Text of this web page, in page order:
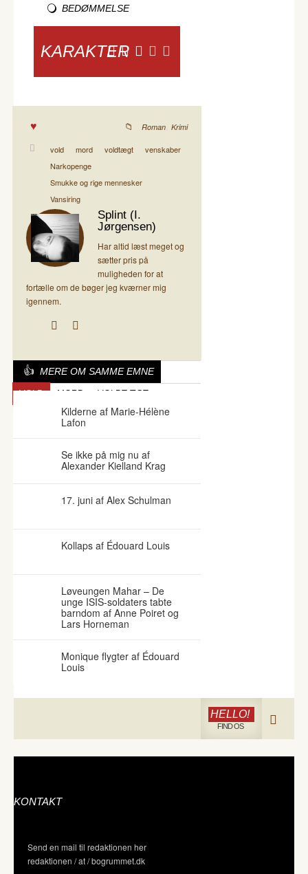
BEDØMMELSE
KARAKTER
Roman, Krimi
vold mord voldtægt
venskaber
Narkopenge
Smukke og rige mennesker
Vansiring
Splint (I.
Jørgensen)
Har altid læst meget og
sætter pris på
muligheden for at
fortælle om de bøger jeg kværner mig
igennem.
MERE OM SAMME EMNE
VOLD MORD VOLDTÆGT
Kilderne af Marie-Hélène
Lafon
Se ikke på mig nu af
Alexander Kielland Krag
17. juni af Alex Schulman
Kollaps af Édouard Louis
Løveungen Mahar – De
unge ISIS-soldaters tabte
barndom af Anne Poiret og
Lars Horneman
Monique flygter af Édouard
Louis
HELLO!
FIND OS
KONTAKT
Send en mail til redaktionen her
redaktionen / at / bogrummet.dk